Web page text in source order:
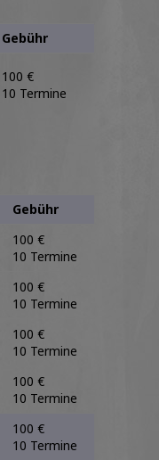
Gebühr
100 €
10 Termine
Gebühr
100 €
10 Termine
100 €
10 Termine
100 €
10 Termine
100 €
10 Termine
100 €
10 Termine